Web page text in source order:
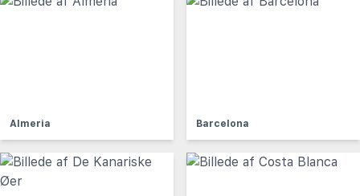
Almeria Barcelona